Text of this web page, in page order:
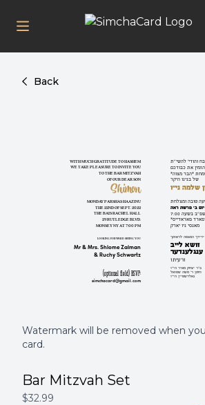
Back
Bar Mitzvah Set
$32.99
simchacard@gmail.com
(optional field) RSVP:
& Ruchy Schwartz
Mr & Mrs. Shlome Zalman
LOOKING FORWARD SEEING YOU
MONSEY NY AT 7:00 PM
29 RUTLEDGE BLVD.
THE BAIS RACHEL HALL
THE 22ND OF SEPT. 2022
MONDAY PARSHAS HAAZINU
Shimon
OF OUR DEAR SON
TO THE BAR MITZVAH
WE TAKE PLEASURE TO INVITE YOU
WITH MUCH GRATITUDE TO HASHEM
גאלדשטיין הי"ו
וחתן ר' משה שמואל
ב"ר יצחק מאיר הי"ו
ורעיתו
ענגלענדער
זושא לייב
ידידך המצפה לראותך
מאנסי ניו יארק
פאראדייס*
בשעה 7:00
יום ב' פרשת ראה
טובה ומצלחת
שלמה ני"ו
של בנינו היקר
*הבר מצוה*
את כבודכם
והודי’ להשי”ת
Watermark will be removed when
card.